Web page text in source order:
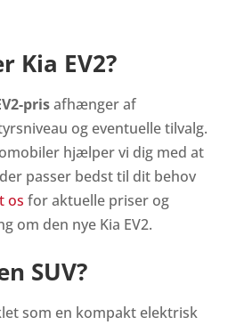
Kia EV2?
prisafhænger af
og eventuelle tilvalg.
hjælper vi dig med at
passer bedst til dit behov
os for aktuelle priser og
om den nye Kia EV2.
SUV?
som en kompakt elektrisk